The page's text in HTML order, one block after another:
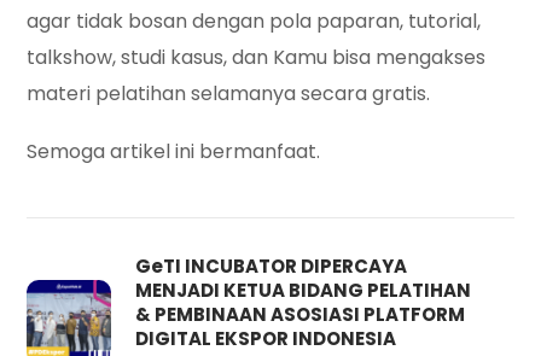
agar tidak bosan dengan pola paparan, tutorial,
talkshow, studi kasus, dan Kamu bisa mengakses
materi pelatihan selamanya secara gratis.
Semoga artikel ini bermanfaat.
GeTI INCUBATOR DIPERCAYA
MENJADI KETUA BIDANG PELATIHAN
& PEMBINAAN ASOSIASI PLATFORM
DIGITAL EKSPOR INDONESIA